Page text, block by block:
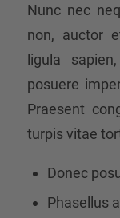
Nunc nec
non, auctor
ligula
posuere
Praesent
turpis vitae
Donec
Phasellus